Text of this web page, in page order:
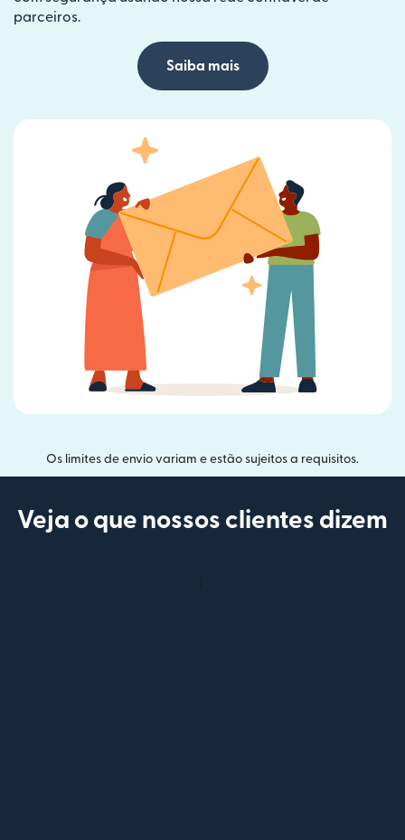
parceiros.
Saiba mais
Os limites de envio variam e estão sujeitos a requisitos.
Veja o que nossos clientes dizem